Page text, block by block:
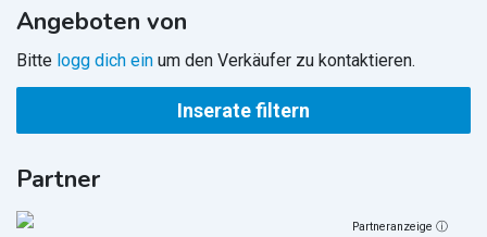
Angeboten von
Bitte logg dich ein um den Verkäufer zu kontaktieren.
Inserate filtern
Partner
Partneranzeige ⓘ